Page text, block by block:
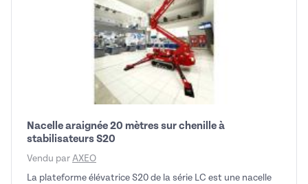
Nacelle araignée 20 mètres sur chenille à
stabilisateurs S20
Vendu par AXEO
La plateforme élévatrice S20 de la série LC est une nacelle